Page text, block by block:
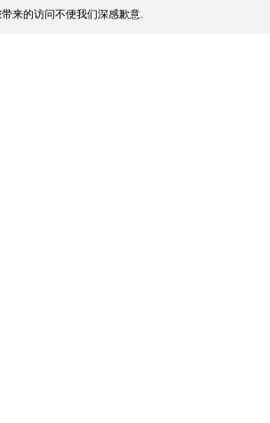
来的访问不便我们深感歉意.